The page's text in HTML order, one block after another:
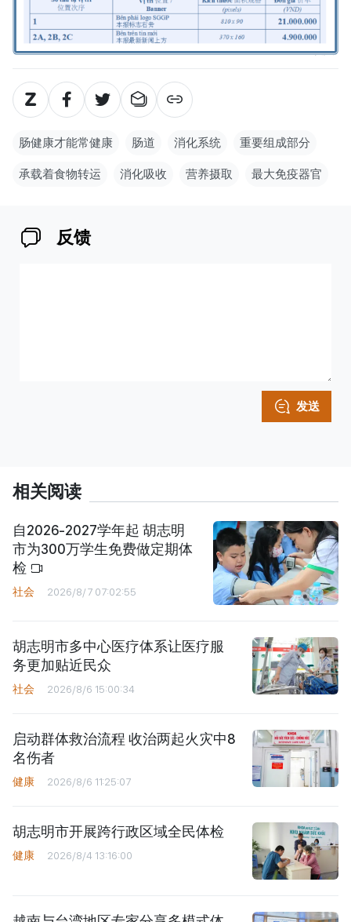
肠健康才能常健康 肠道 消化系统 重要组成部分
承载着食物转运 消化吸收 营养摄取 最大免疫器官
反馈
发送
相关阅读
自2026-2027学年起 胡志明
市为300万学生免费做定期体
检
社会 2026/8/7 07:02:55
胡志明市多中心医疗体系让医疗服
务更加贴近民众
社会 2026/8/6 15:00:34
启动群体救治流程 收治两起火灾中8
名伤者
健康 2026/8/6 11:25:07
胡志明市开展跨行政区域全民体检
健康 2026/8/4 13:16:00